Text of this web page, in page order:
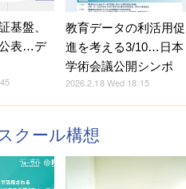
基盤、
表…デ
教育データの利活用促
進を考える3/10…日本
学術会議公開シンポ
2026.2.18 Wed 18:15
クール構想